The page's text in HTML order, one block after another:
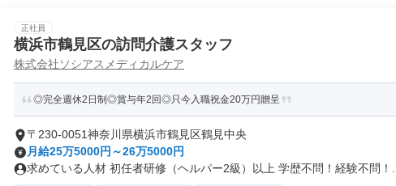
正社員
横浜市鶴見区の訪問介護スタッフ
株式会社ソシアスメディカルケア
◎完全週休2日制◎賞与年2回◎只今入職祝金20万円贈呈
〒230-0051神奈川県横浜市鶴見区鶴見中央
月給25万5000円～26万5000円
求めている人材 初任者研修（ヘルパー2級）以上 学歴不問！経験不問！...